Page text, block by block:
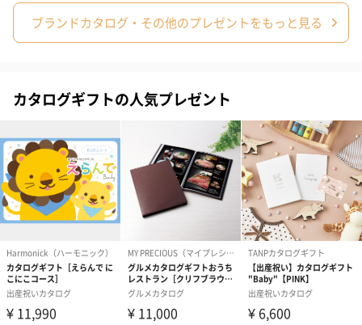
結婚祝い（御結婚御
祝）（110円）
出産祝い（御出産御
祝）（110円）
内祝い_蝶結
（110円）
生花のブーケを同梱します。
※9-15時にご注文いただく場合、最短のお届け可能日が通常より
も1日遅くなります。
ブランドカタログ・その他のプレゼントをもっと見る
カタログギフトの人気プレゼント